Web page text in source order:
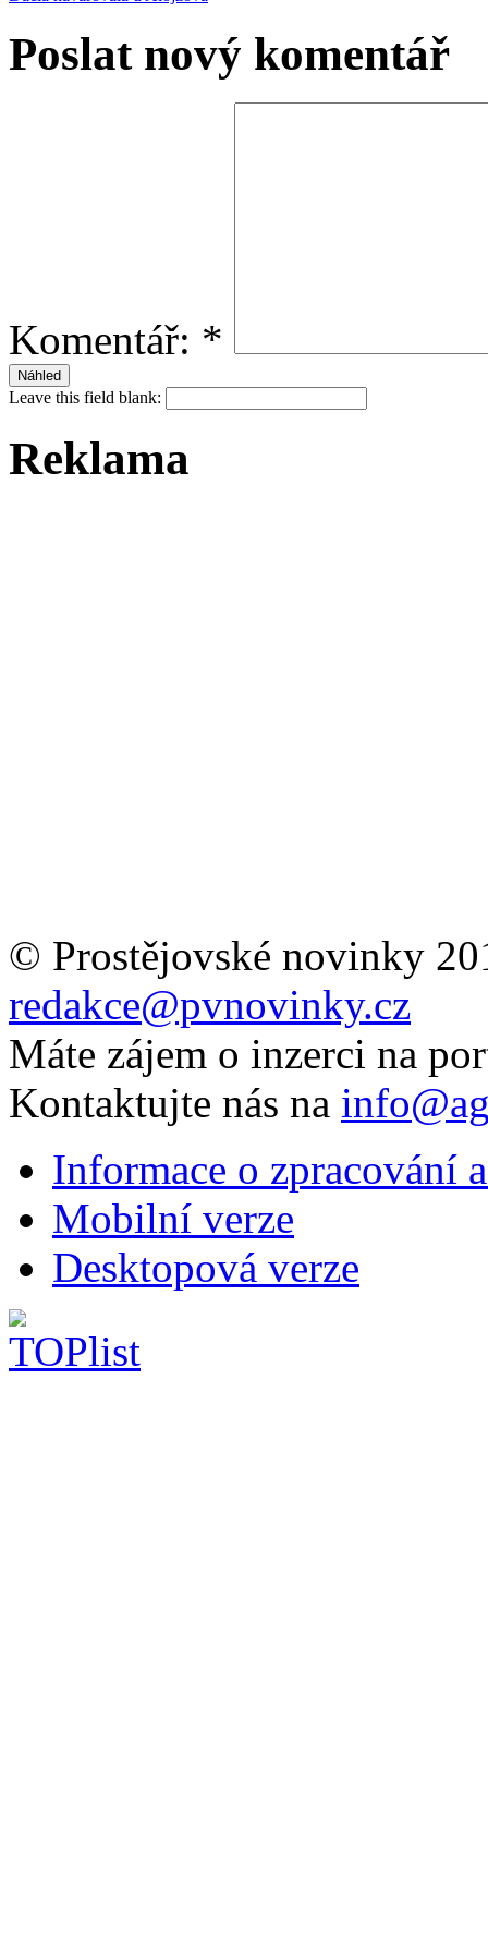
Poslat nový komentář
Komentář: *
Leave this field blank:
Reklama
© Prostějovské novinky
redakce@pvnovinky.cz
Máte zájem o inzerci na
Kontaktujte nás na
Informace o zpracování
Mobilní verze
Desktopová verze